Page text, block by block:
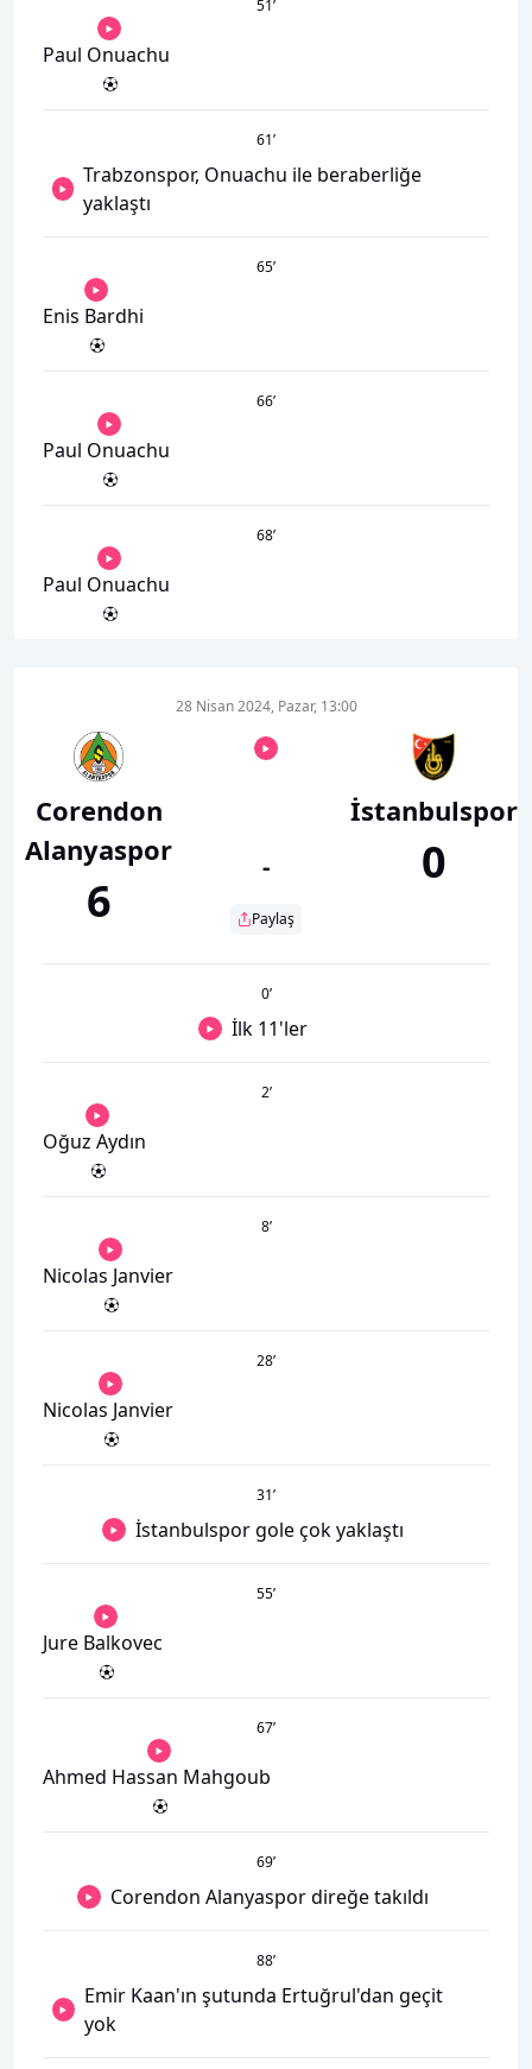
51’
Paul Onuachu
61’
Trabzonspor, Onuachu ile beraberliğe
yaklaştı
65’
Enis Bardhi
66’
Paul Onuachu
68’
Paul Onuachu
Corendon
Alanyaspor
6
28 Nisan 2024, Pazar, 13:00
-
Paylaş
İstanbulspor
0
0’
İlk 11'ler
2’
Oğuz Aydın
8’
Nicolas Janvier
28’
Nicolas Janvier
31’
İstanbulspor gole çok yaklaştı
55’
Jure Balkovec
67’
Ahmed Hassan Mahgoub
69’
Corendon Alanyaspor direğe takıldı
88’
Emir Kaan'ın şutunda Ertuğrul'dan geçit
yok